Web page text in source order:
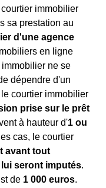
immobilier
sa prestation au
d'une agence
en ligne
immobilier ne se
dépendre d'un
courtier immobilier
prise sur le prêt
à hauteur d'1 ou
cas, le courtier
avant tout
seront imputés.
de 1 000 euros.